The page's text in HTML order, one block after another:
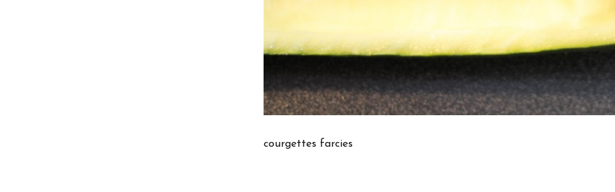
courgettes farcies